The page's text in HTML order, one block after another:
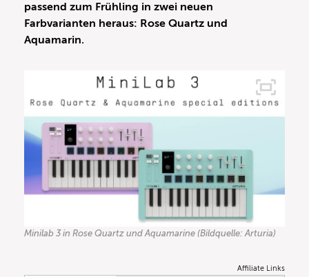
passend zum Frühling in zwei neuen
Farbvarianten heraus: Rose Quartz und
Aquamarin.
Minilab 3 in Rose Quartz und Aquamarine (Bildquelle: Arturia)
Affiliate Links